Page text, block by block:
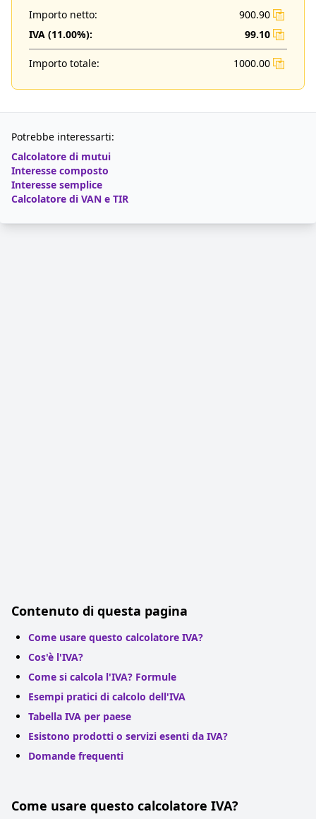
Importo netto:
900.90
IVA (11.00%): 99.10
Importo totale: 1000.00
Potrebbe interessarti:
Calcolatore di mutui
Interesse composto
Interesse semplice
Calcolatore di VAN e TIR
Contenuto di questa pagina
Come usare questo calcolatore IVA?
Cos'è l'IVA?
Come si calcola l'IVA? Formule
Esempi pratici di calcolo dell'IVA
Tabella IVA per paese
Esistono prodotti o servizi esenti da IVA?
Domande frequenti
Come usare questo calcolatore IVA?